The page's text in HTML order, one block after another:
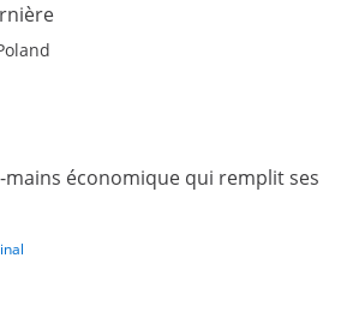
mains économique qui remplit ses